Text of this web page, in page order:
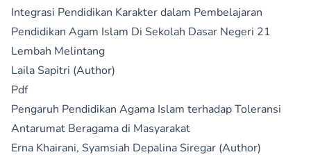
Integrasi Pendidikan Karakter dalam Pembelajaran
Pendidikan Agam Islam Di Sekolah Dasar Negeri 21
Lembah Melintang
Laila Sapitri (Author)
Pdf
Pengaruh Pendidikan Agama Islam terhadap Toleransi
Antarumat Beragama di Masyarakat
Erna Khairani, Syamsiah Depalina Siregar (Author)